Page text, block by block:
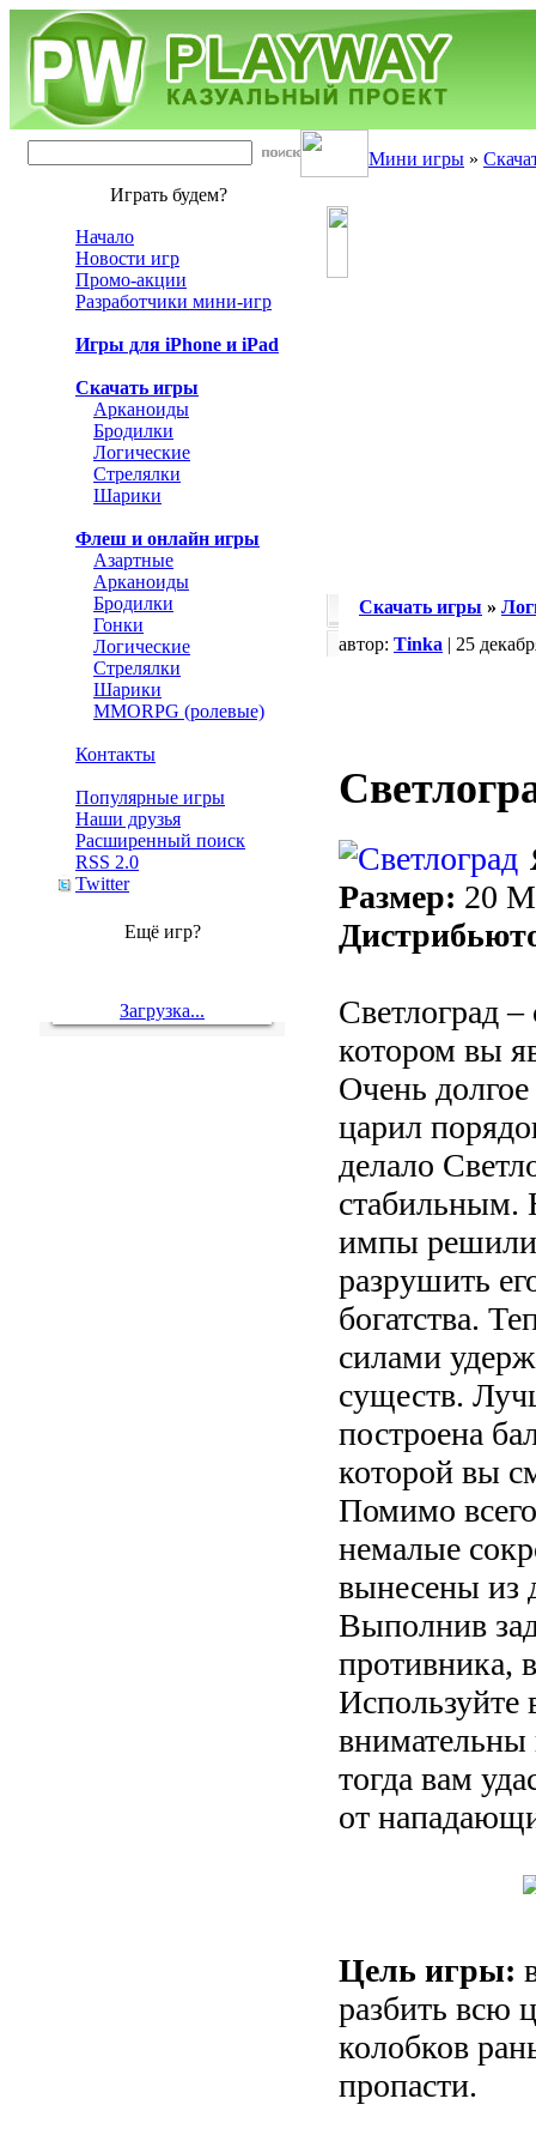
Мини игры »
Играть будем?
Начало
Новости игр
Промо-акции
Разработчики мини-игр
Игры для iPhone и iPad
Скачать игры
Арканоиды
Бродилки
Логические
Стрелялки
Шарики
Флеш и онлайн игры
Азартные
Арканоиды
Бродилки
Гонки
Логические
Стрелялки
Шарики
MMORPG (ролевые)
Контакты
Популярные игры
Наши друзья
Расширенный поиск
RSS 2.0
Twitter
Ещё игр?
Загрузка...
Скачать игры »
автор: Tinka | 25
Размер: 20
Светлоград
котором вы
Очень
царил
делало
стабильным.
импы решили
разрушить
богатства.
силами
существ.
построена
которой вы
Помимо
немалые
вынесены из
Выполнив
противника,
Используйте
внимательны
тогда вам
от
Цель игры:
разбить всю
колобков
пропасти.